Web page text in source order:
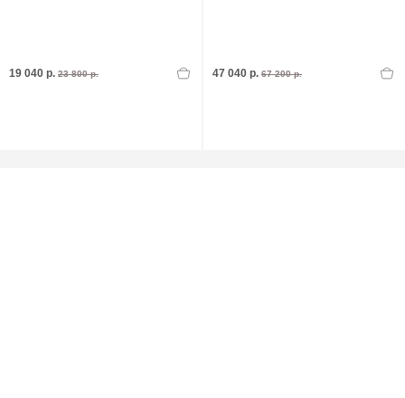
19 040 р. 23 800 р. 47 040 р. 67 200 р.